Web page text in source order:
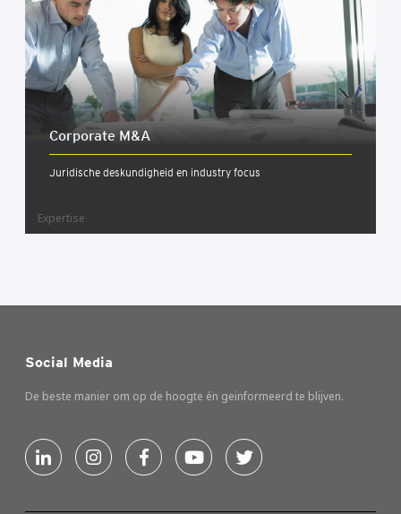
Cor­po­ra­te M&A
Juridische deskundigheid en industry focus
Expertise
Social Media
De beste manier om op de hoogte én geinformeerd te blijven.